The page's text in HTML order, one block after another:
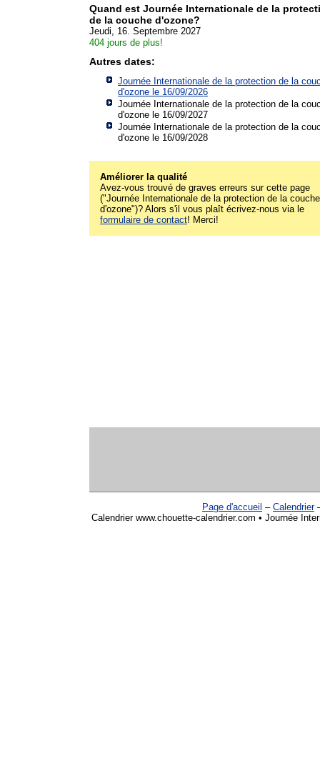
Quand est Journée Internationale de la
de la couche d'ozone?
Jeudi, 16. Septembre 2027
404 jours de plus!
Autres dates:
Journée Internationale de la protection de la
d'ozone le 16/09/2026
Journée Internationale de la protection de la
d'ozone le 16/09/2027
Journée Internationale de la protection de la
d'ozone le 16/09/2028
Améliorer la qualité
Avez-vous trouvé de graves erreurs sur cette page
("Journée Internationale de la protection de la couche
d'ozone")? Alors s'il vous plaît écrivez-nous via le
formulaire de contact! Merci!
Page d'accueil – Calendrier
Calendrier www.chouette-calendrier.com • Journée